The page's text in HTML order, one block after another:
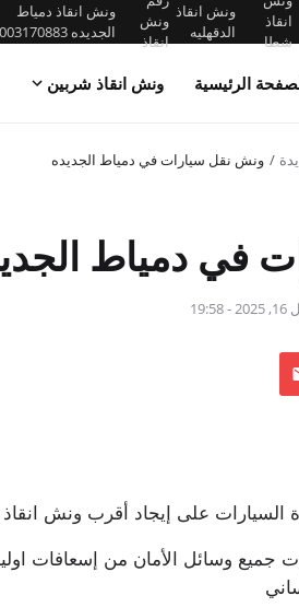
انقاذ
شطا
ونش انقاذ
الدقهليه
ونش
انقاذ
ونش انقاذ دمياط
الجديده 01003170883
الرئيسية ونش انقاذ شربين
ونش نقل سيارات في دمياط الجديده
في دمياط
السيارات على إيجاد أقرب ونش
وسائل الأمان من إسعافات